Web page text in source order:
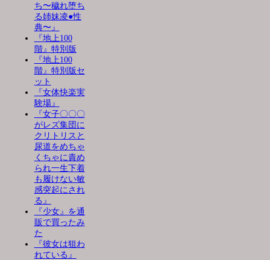
ち〜穢れ堕ち
る姉妹凌●性
典〜』
『地上100
階』特別版
『地上100
階』特別版セ
ット
『女体快楽実
験場』
『女子〇〇〇
がレズ集団に
クリトリスと
尿道をめちゃ
くちゃに責め
られ一生下着
も履けない敏
感突起にされ
る』
『少女』を通
販で買ったみ
た
『彼女は狙わ
れている』